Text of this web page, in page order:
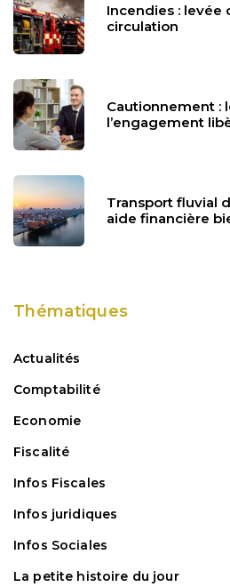
Incendies : levée
circulation
Cautionnement :
l’engagement
Transport fluvial
aide financière
Thématiques
Actualités
Comptabilité
Economie
Fiscalité
Infos Fiscales
Infos juridiques
Infos Sociales
La petite histoire du jour